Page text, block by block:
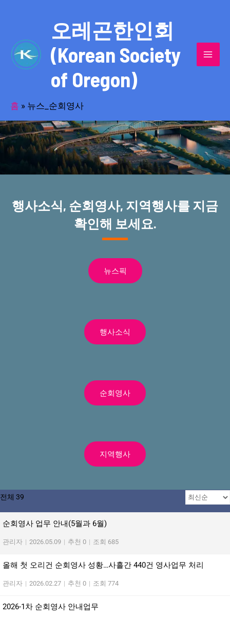
오레곤한인회
(Korean Society
of Oregon)
홈 » 뉴스_순회영사
반세기의 세월을 품고 동포사회를 섬겨온
오레곤한인회!
행사소식, 순회영사, 지역행사를 지금
확인해 보세요.
뉴스픽
행사소식
순회영사
지역행사
전체 39
순회영사 업무 안내(5월과 6월)
관리자 | 2026.05.09 | 추천 0 | 조회 685
올해 첫 오리건 순회영사 성황…사흘간 440건 영사업무 처리
관리자 | 2026.02.27 | 추천 0 | 조회 774
2026-1차 순회영사 안내업무